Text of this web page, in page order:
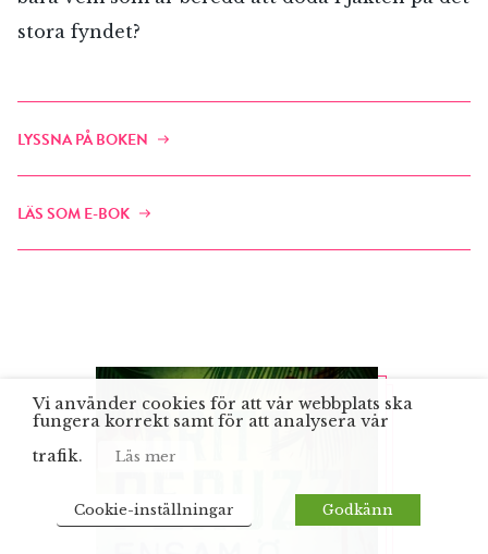
stora fyndet?
LYSSNA PÅ BOKEN
LÄS SOM E-BOK
Vi använder cookies för att vår webbplats ska
fungera korrekt samt för att analysera vår
trafik.
Läs mer
Cookie-inställningar Godkänn